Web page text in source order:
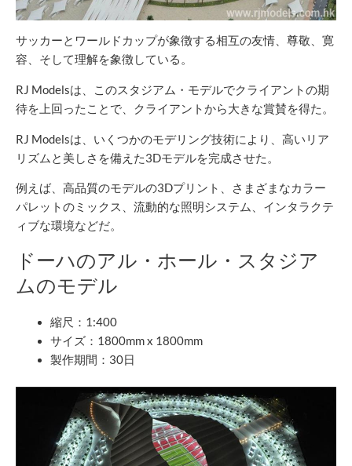
サッカーとワールドカップが象徴する相互の友情、尊敬、寛
容、そして理解を象徴している。
RJ Modelsは、このスタジアム・モデルでクライアントの期
待を上回ったことで、クライアントから大きな賞賛を得た。
RJ Modelsは、いくつかのモデリング技術により、高いリア
リズムと美しさを備えた3Dモデルを完成させた。
例えば、高品質のモデルの3Dプリント、さまざまなカラー
パレットのミックス、流動的な照明システム、インタラクテ
ィブな環境などだ。
ドーハのアル・ホール・スタジア
ムのモデル
縮尺：1:400
サイズ：1800mm x 1800mm
製作期間：30日